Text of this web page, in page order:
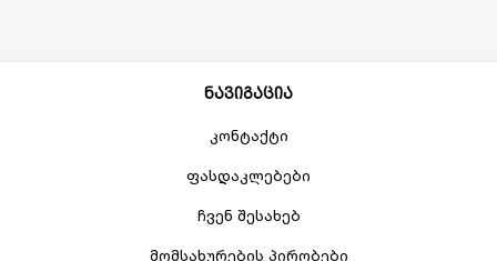
ნავიგაცია
კონტაქტი
ფასდაკლებები
ჩვენ შესახებ
მომსახურების პირობები